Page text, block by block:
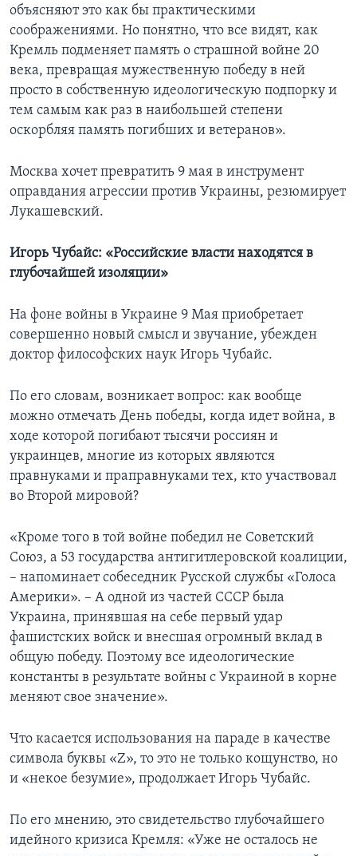
объясняют это как бы практическими
соображениями. Но понятно, что все видят, как
Кремль подменяет память о страшной войне 20
века, превращая мужественную победу в ней
просто в собственную идеологическую подпорку и
тем самым как раз в наибольшей степени
оскорбляя память погибших и ветеранов».
Москва хочет превратить 9 мая в инструмент
оправдания агрессии против Украины, резюмирует
Лукашевский.
Игорь Чубайс: «Российские власти находятся в
глубочайшей изоляции»
На фоне войны в Украине 9 Мая приобретает
совершенно новый смысл и звучание, убежден
доктор философских наук Игорь Чубайс.
По его словам, возникает вопрос: как вообще
можно отмечать День победы, когда идет война, в
ходе которой погибают тысячи россиян и
украинцев, многие из которых являются
правнуками и праправнуками тех, кто участвовал
во Второй мировой?
«Кроме того в той войне победил не Советский
Союз, а 53 государства антигитлеровской коалиции,
– напоминает собеседник Русской службы «Голоса
Америки». – А одной из частей СССР была
Украина, принявшая на себе первый удар
фашистских войск и внесшая огромный вклад в
общую победу. Поэтому все идеологические
константы в результате войны с Украиной в корне
меняют свое значение».
Что касается использования на параде в качестве
символа буквы «Z», то это не только кощунство, но
и «некое безумие», продолжает Игорь Чубайс.
По его мнению, это свидетельство глубочайшего
идейного кризиса Кремля: «Уже не осталось не